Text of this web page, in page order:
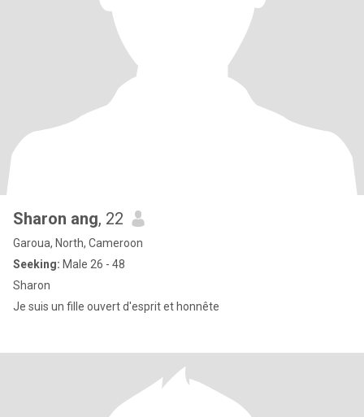
Sharon ang, 22
Garoua, North, Cameroon
Seeking: Male 26 - 48
Sharon
Je suis un fille ouvert d'esprit et honnête